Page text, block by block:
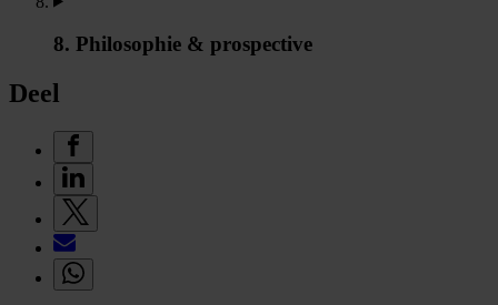
8. Philosophie & prospective
Deel